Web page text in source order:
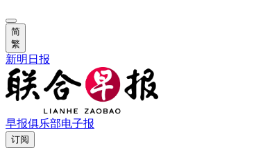
简
繁
新明日报
早报俱乐部电子报
订阅